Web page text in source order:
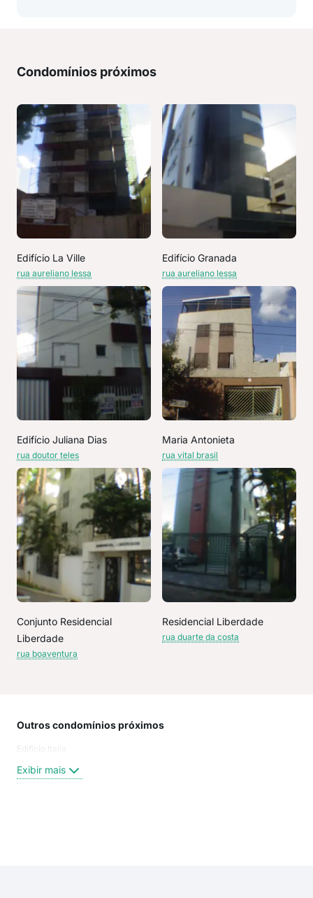
Condomínios próximos
Edifício La Ville
rua aureliano lessa
Edifício Granada
rua aureliano lessa
Edifício Juliana Dias
rua doutor teles
Maria Antonieta
rua vital brasil
Conjunto Residencial
Liberdade
rua boaventura
Residencial Liberdade
rua duarte da costa
Outros condomínios próximos
Edificio Italia
Exibir mais